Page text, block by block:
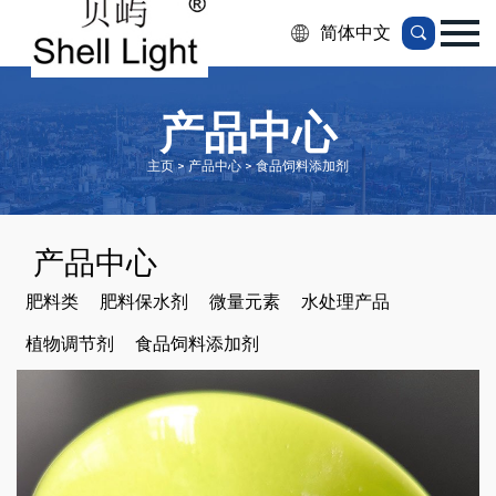
简体中文
产品中心
主页 > 产品中心 > 食品饲料添加剂
产品中心
肥料类 肥料保水剂 微量元素
水处理产品
植物调节剂
食品饲料添加剂